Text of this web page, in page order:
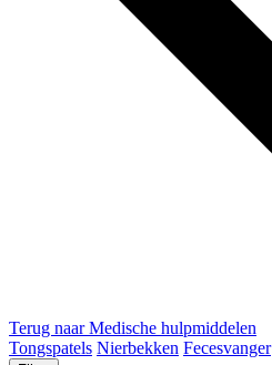
Terug naar Medische hulpmiddelen
Tongspatels Nierbekken Fecesvanger